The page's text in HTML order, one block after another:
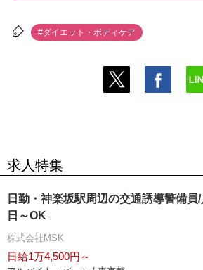
#ダイエット・ボディケア
求人特集
日勤・神楽坂駅周辺の交通誘導警備員
日～OK
株式会社MSK
日給1万4,500円～